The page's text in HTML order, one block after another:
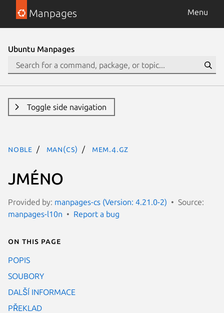
Manpages Menu
Ubuntu Manpages
Toggle side navigation
noble man(cs) mem.4.gz
JMÉNO
Provided by: manpages-cs (Version: 4.21.0-2)
Source:
manpages-l10n
Report a bug
On this page
POPIS
SOUBORY
DALŠÍ INFORMACE
PŘEKLAD